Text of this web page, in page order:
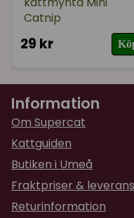
Catnip
29 kr
Information
Om Supercat
Kattguiden
Butiken i Umeå
Fraktpriser &
Returinformation